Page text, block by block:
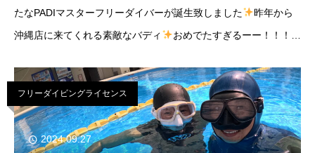
たなPADIマスターフリーダイバーが誕生致しました
昨年から
沖縄店に来てくれる素敵なバディ
おめでたすぎるーー！！！
温(w
フリーダイビングライセンス
2024.09.27